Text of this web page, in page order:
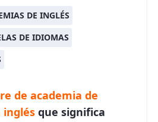
DE INGLÉS
DE IDIOMAS
de academia de
inglés que significa